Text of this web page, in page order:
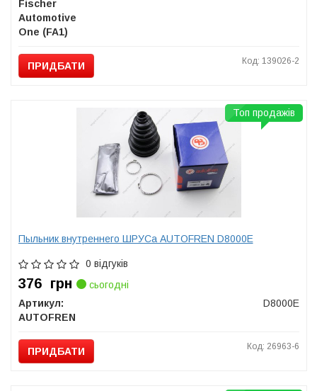
Fischer
Automotive
One (FA1)
ПРИДБАТИ Код: 139026-2
Пыльник внутреннего ШРУСа AUTOFREN D8000E
0 відгуків
376 грн
сьогодні
Артикул:
D8000E
AUTOFREN
ПРИДБАТИ Код: 26963-6
Топ продажів